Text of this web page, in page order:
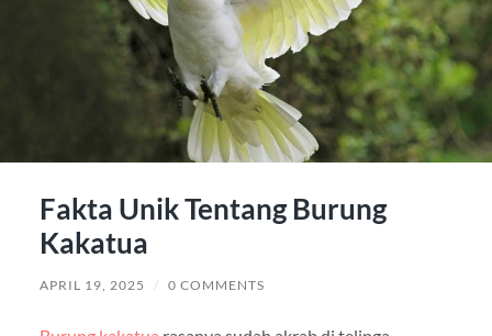
Fakta Unik Tentang Burung
Kakatua
APRIL 19, 2025 / 0 COMMENTS